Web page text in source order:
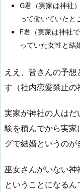
G君（実家は神社
って働いていたと
F君（実家は神社
っていた女性と結
ええ、皆さんの予
す（社内恋愛禁止の
実家が神社の人は
験を積んでから実
グで結婚というのが
巫女さんがいない
ということになる